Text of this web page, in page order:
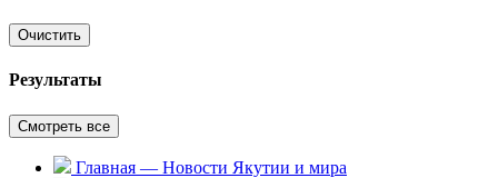
Очистить
Результаты
Смотреть все
Главная — Новости Якутии и мира